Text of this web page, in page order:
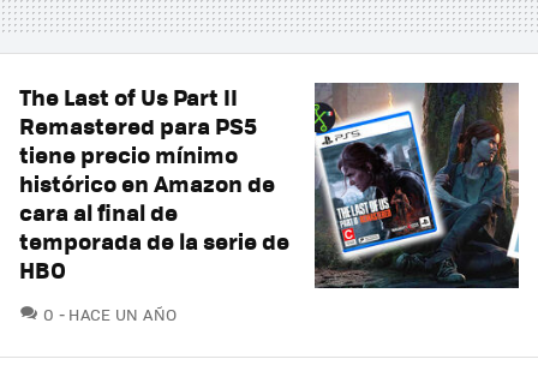
The Last of Us Part II
Remastered para PS5
tiene precio mínimo
histórico en Amazon de
cara al final de
temporada de la serie de
HBO
0 COMENTARIOS
HACE UN AÑO